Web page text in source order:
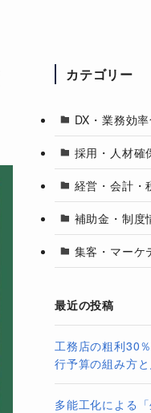
カテゴリー
DX・業務効
採用・人材確
経営・会計・
補助金・制度
集客・マーケ
最近の投稿
工務店の粗利30
行予算の組み方
多能工化による